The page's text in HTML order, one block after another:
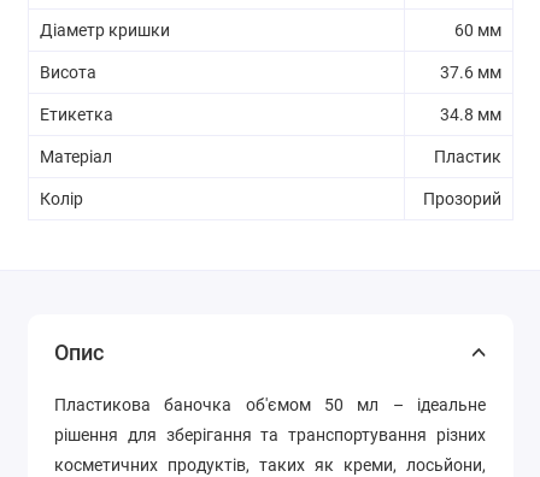
Діаметр кришки 60 мм
Висота 37.6 мм
Етикетка 34.8 мм
Матеріал Пластик
Колір Прозорий
Опис
Пластикова баночка об'ємом 50 мл – ідеальне
рішення для зберігання та транспортування різних
косметичних продуктів, таких як креми, лосьйони,